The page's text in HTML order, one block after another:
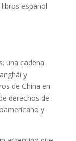
español
una cadena
y
de China en
derechos de
y